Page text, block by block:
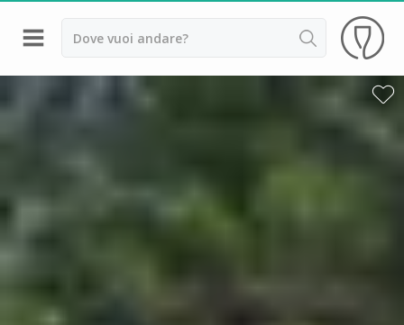
Indietro
Cantine da visitare e degustazioni vini Alsazia
Cantine da visitare e degustazioni vini Beaujolais
Cantine da visitare e degustazioni vini Giura